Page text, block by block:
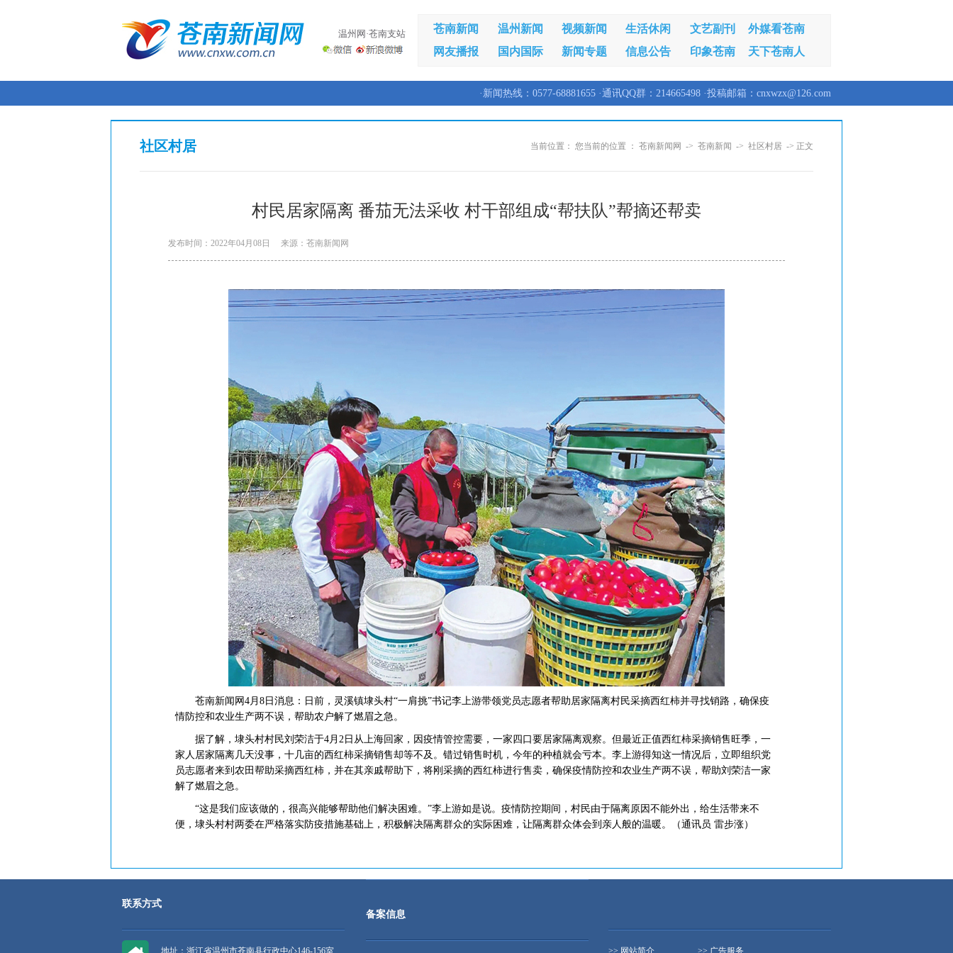
温州网·苍南支站 苍南新闻 温州新闻 视频新闻 生活休闲 文艺副刊
外媒看苍南
网友播报
国内国际 新闻专题 信息公告 印象苍南 天下苍南人
·新闻热线：0577-68881655 ·通讯QQ群：214665498 ·投稿邮箱：cnxwzx@126.com
当前位置： 您当前的位置 ： 苍南新闻网 -> 苍南新闻 -> 社区村居 -> 正文
社区村居
村民居家隔离 番茄无法采收 村干部组成“帮扶队”帮摘还帮卖
发布时间：2022年04月08日 来源：苍南新闻网
苍南新闻网4月8日消息：日前，灵溪镇埭头村“一肩挑”书记李上游带领党员志愿者帮助居家隔离村民采摘西红柿并寻找销路，确保疫
情防控和农业生产两不误，帮助农户解了燃眉之急。
据了解，埭头村村民刘荣洁于4月2日从上海回家，因疫情管控需要，一家四口要居家隔离观察。但最近正值西红柿采摘销售旺季，一
家人居家隔离几天没事，十几亩的西红柿采摘销售却等不及。错过销售时机，今年的种植就会亏本。李上游得知这一情况后，立即组织党
员志愿者来到农田帮助采摘西红柿，并在其亲戚帮助下，将刚采摘的西红柿进行售卖，确保疫情防控和农业生产两不误，帮助刘荣洁一家
解了燃眉之急。
“这是我们应该做的，很高兴能够帮助他们解决困难。”李上游如是说。疫情防控期间，村民由于隔离原因不能外出，给生活带来不
便，埭头村村两委在严格落实防疫措施基础上，积极解决隔离群众的实际困难，让隔离群众体会到亲人般的温暖。（通讯员 雷步涨）
联系方式
地址：浙江省温州市苍南县行政中心146-156室
备案信息
>> 网站简介 >> 广告服务